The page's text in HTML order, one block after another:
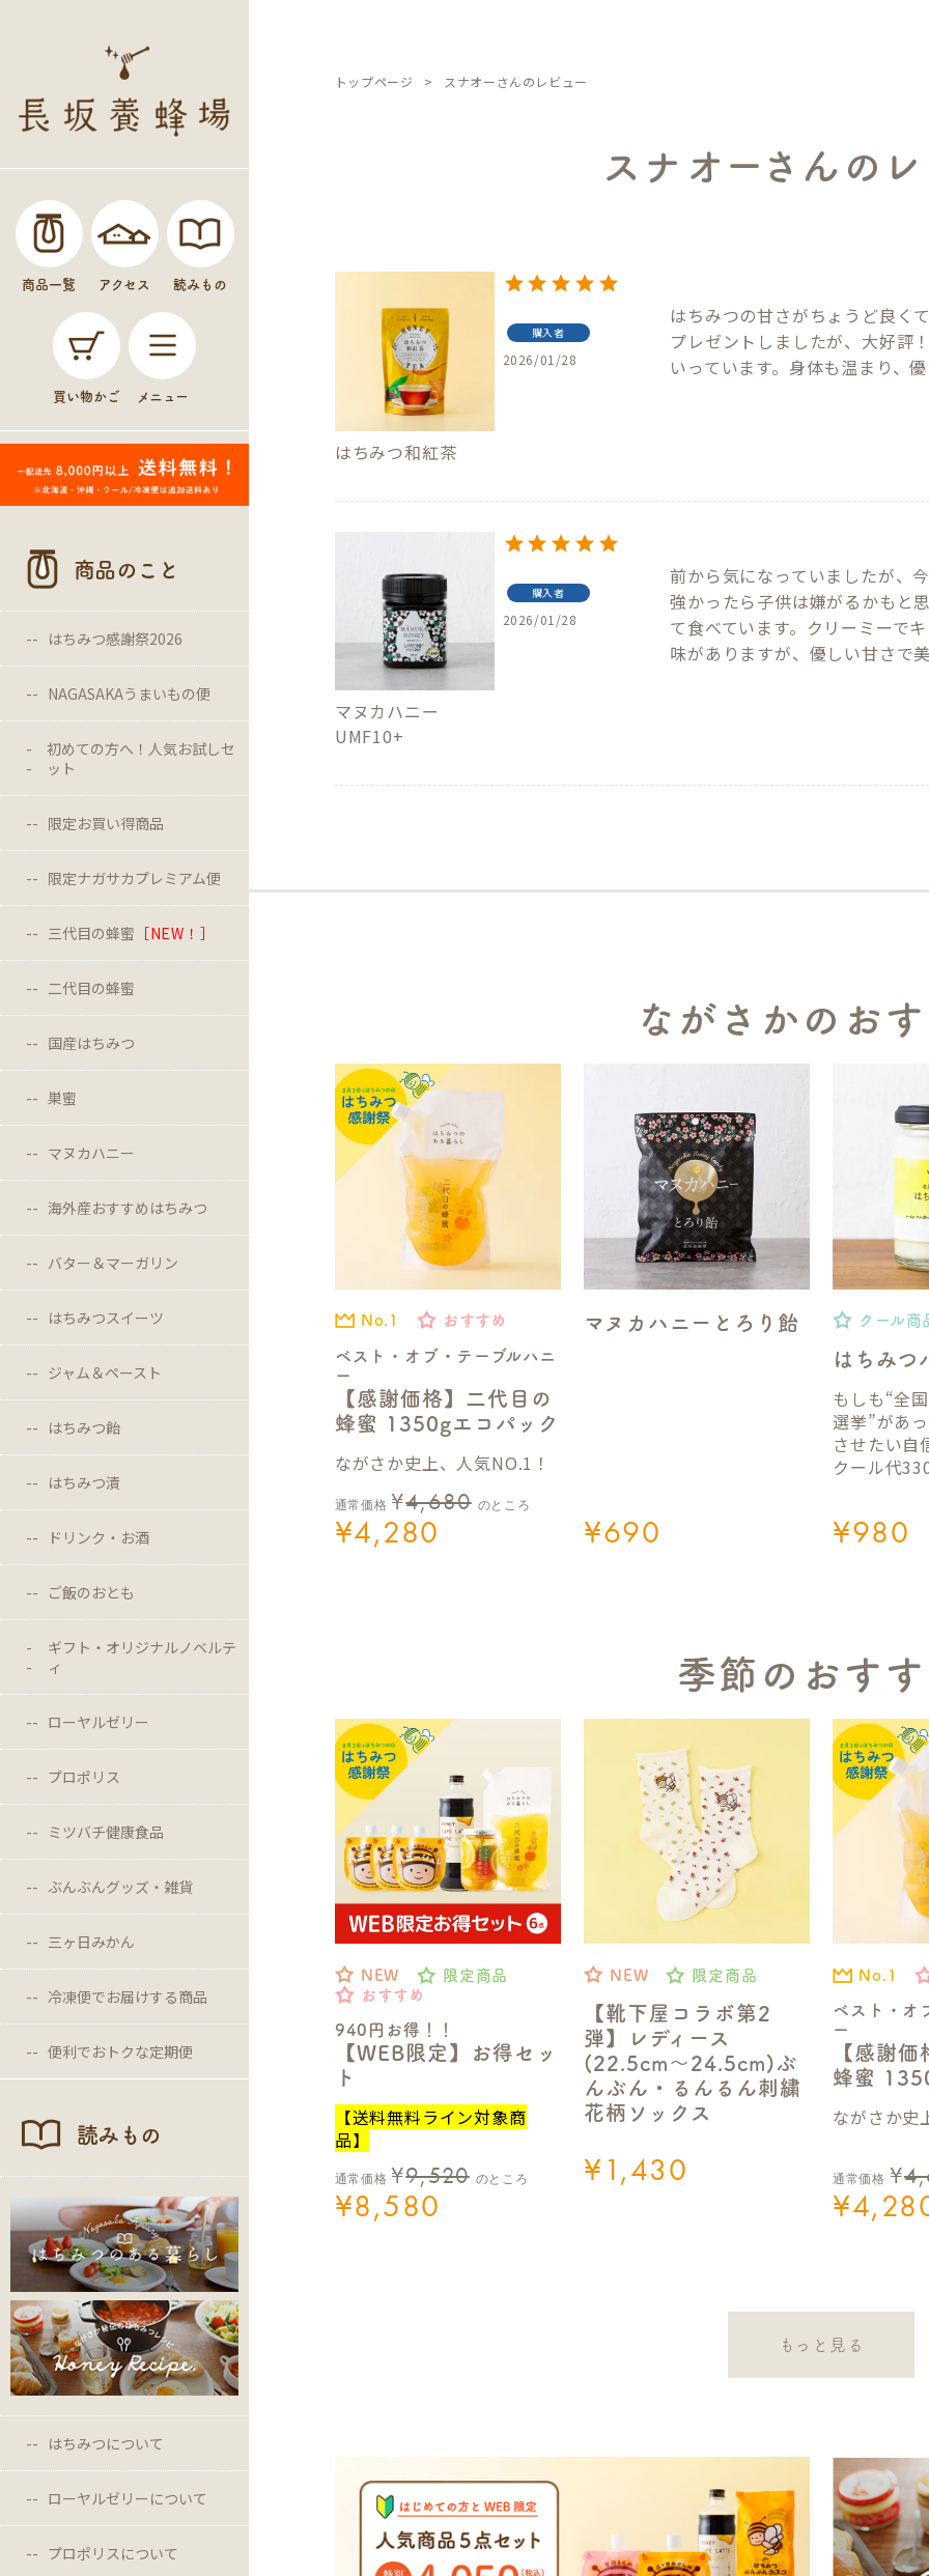
商品一覧 アクセス 読みもの
買い物かご メニュー
商品のこと
はちみつ感謝祭2026
NAGASAKAうまいもの便
初めての方へ！人気お試しセ
ット
限定お買い得商品
限定ナガサカプレミアム便
三代目の蜂蜜 ［NEW！］
二代目の蜂蜜
国産はちみつ
巣蜜
マヌカハニー
海外産おすすめはちみつ
バター＆マーガリン
はちみつスイーツ
ジャム＆ペースト
はちみつ飴
はちみつ漬
ドリンク・お酒
ご飯のおとも
ギフト・オリジナルノベルテ
ィ
ローヤルゼリー
プロポリス
ミツバチ健康食品
ぶんぶんグッズ・雑貨
三ヶ日みかん
冷凍便でお届けする商品
便利でおトクな定期便
読みもの
はちみつについて
ローヤルゼリーについて
プロポリスについて
トップページ スナオーさんのレビュー
スナオーさんの
はちみつ和紅茶
購入者
2026/01/28
はちみつの甘さがちょうど良く
プレゼントしましたが、大好評
いっています。身体も温まり、
マヌカハニー
UMF10+
購入者
2026/01/28
前から気になっていましたが、
強かったら子供は嫌がるかもと
て食べています。クリーミーで
味がありますが、優しい甘さで
ながさかのお
No.1 おすすめ
ベスト・オブ・テーブルハニ
ー
【感謝価格】二代目の
蜂蜜 1350gエコパック
ながさか史上、人気NO.1！
通常価格 ¥4,680 のところ
¥4,280
マヌカハニーとろり飴
¥690
クール商
はちみつ
もしも“全
選挙”があ
させたい自
クール代
¥980
季節のおす
NEW
限定商品
おすすめ
940円お得！！
【WEB限定】お得セッ
ト
【送料無料ライン対象商
品】
通常価格 ¥9,520 のところ
¥8,580
NEW 限定商品
【靴下屋コラボ第2
弾】レディース
(22.5cm～24.5cm)ぶ
んぶん・るんるん刺繍
花柄ソックス
¥1,430
No.1
ベスト・オ
ー
【感謝
蜂蜜
ながさか史
通常価格 ¥
¥
もっと見る